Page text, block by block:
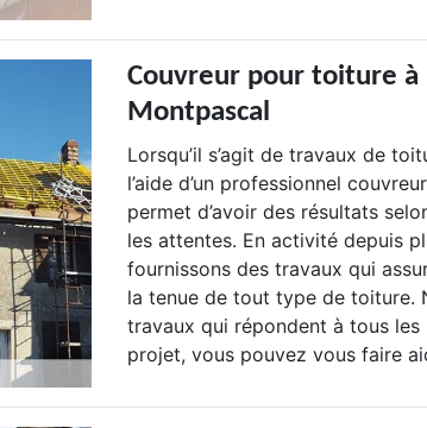
Couvreur pour toiture à
Montpascal
Lorsqu’il s’agit de travaux de
l’aide d’un professionnel
permet d’avoir des résultats
les attentes. En activité depuis
fournissons des travaux qui
la tenue de tout type de toiture.
travaux qui répondent à tous les
projet, vous pouvez vous faire